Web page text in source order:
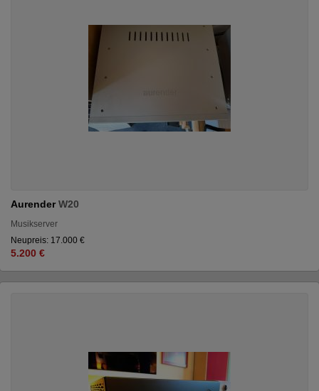
AurenderW20
Musikserver
Neupreis: 17.000 €
5.200 €